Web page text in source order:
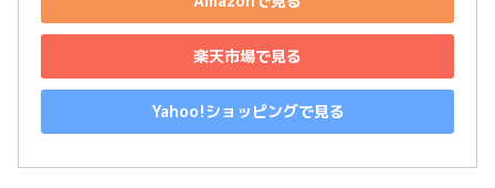
楽天市場で見る
Yahoo!ショッピングで見る